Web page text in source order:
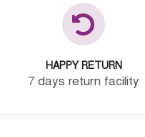
HAPPY RETURN
7 days return facility